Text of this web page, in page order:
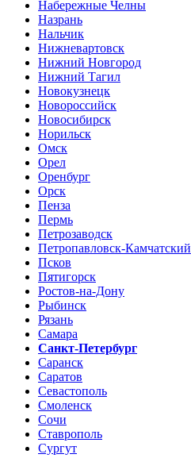
Набережные Челны
Назрань
Нальчик
Нижневартовск
Нижний Новгород
Нижний Тагил
Новокузнецк
Новороссийск
Новосибирск
Норильск
Омск
Орел
Оренбург
Орск
Пенза
Пермь
Петрозаводск
Петропавловск-Камчатский
Псков
Пятигорск
Ростов-на-Дону
Рыбинск
Рязань
Самара
Санкт-Петербург
Саранск
Саратов
Севастополь
Смоленск
Сочи
Ставрополь
Сургут